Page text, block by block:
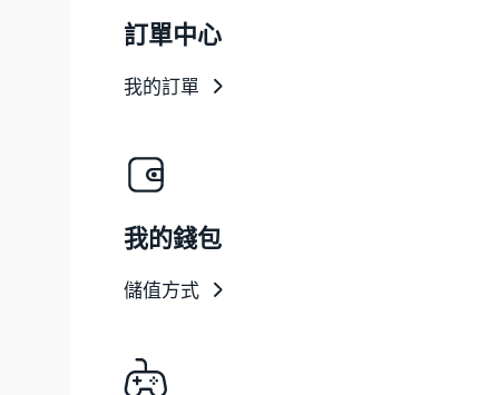
訂單中心
我的訂單
我的錢包
儲值方式